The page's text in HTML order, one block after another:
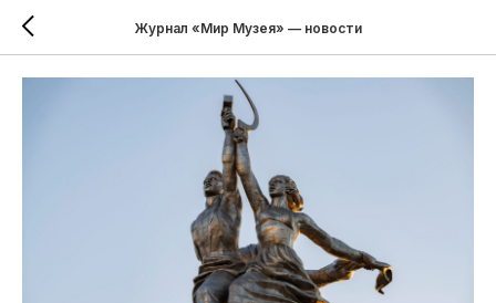
Журнал «Мир Музея» — новости